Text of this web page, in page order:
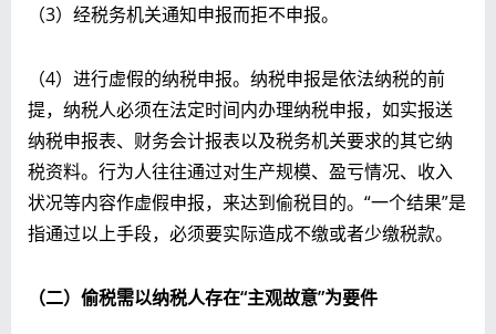
（3）经税务机关通知申报而拒不申报。
（4）进行虚假的纳税申报。纳税申报是依法纳税的前
提，纳税人必须在法定时间内办理纳税申报，如实报送
纳税申报表、财务会计报表以及税务机关要求的其它纳
税资料。行为人往往通过对生产规模、盈亏情况、收入
状况等内容作虚假申报，来达到偷税目的。“一个结果”是
指通过以上手段，必须要实际造成不缴或者少缴税款。
（二）偷税需以纳税人存在“主观故意”为要件